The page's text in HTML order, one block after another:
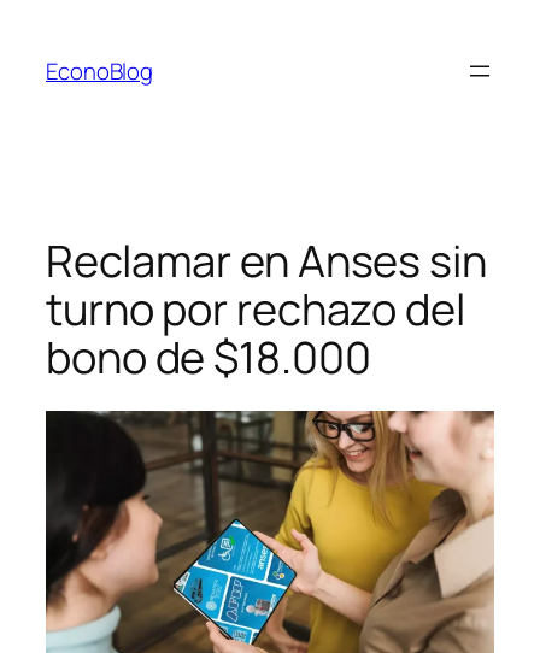
contenido
EconoBlog
Reclamar en Anses sin
turno por rechazo del
bono de $18.000